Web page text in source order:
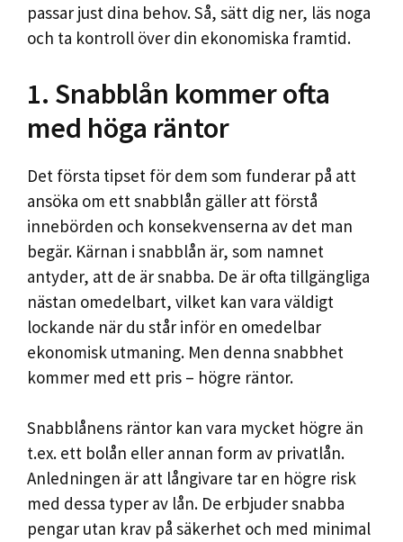
passar just dina behov. Så, sätt dig ner, läs noga
och ta kontroll över din ekonomiska framtid.
1. Snabblån kommer ofta
med höga räntor
Det första tipset för dem som funderar på att
ansöka om ett snabblån gäller att förstå
innebörden och konsekvenserna av det man
begär. Kärnan i snabblån är, som namnet
antyder, att de är snabba. De är ofta tillgängliga
nästan omedelbart, vilket kan vara väldigt
lockande när du står inför en omedelbar
ekonomisk utmaning. Men denna snabbhet
kommer med ett pris – högre räntor.
Snabblånens räntor kan vara mycket högre än
t.ex. ett bolån eller annan form av privatlån.
Anledningen är att långivare tar en högre risk
med dessa typer av lån. De erbjuder snabba
pengar utan krav på säkerhet och med minimal